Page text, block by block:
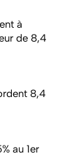
à
de 8,4
8,4
au 1er